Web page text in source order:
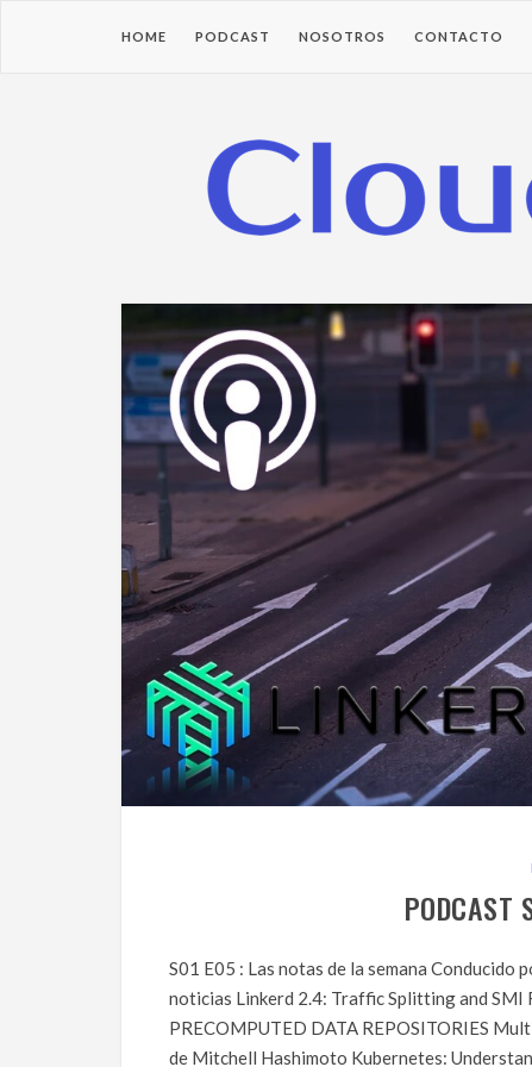
HOME PODCAST NOSOTROS CONTACTO
PODCAST
S01 E05 : Las notas de la semana Conducido
noticias Linkerd 2.4: Traffic Splitting and SMI
PRECOMPUTED DATA REPOSITORIES
de Mitchell Hashimoto Kubernetes: